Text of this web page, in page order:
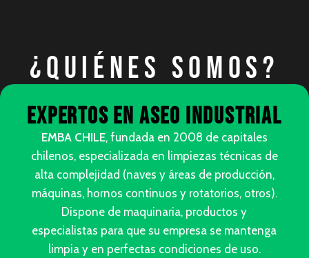
¿QUIÉNES SOMOS?
Expertos en aseo industrial
EMBA CHILE, fundada en 2008 de capitales
chilenos, especializada en limpiezas técnicas de
alta complejidad (naves y áreas de producción,
máquinas, hornos continuos y rotatorios, otros).
Dispone de maquinaria, productos y
especialistas para que su empresa se mantenga
limpia y en perfectas condiciones de uso.